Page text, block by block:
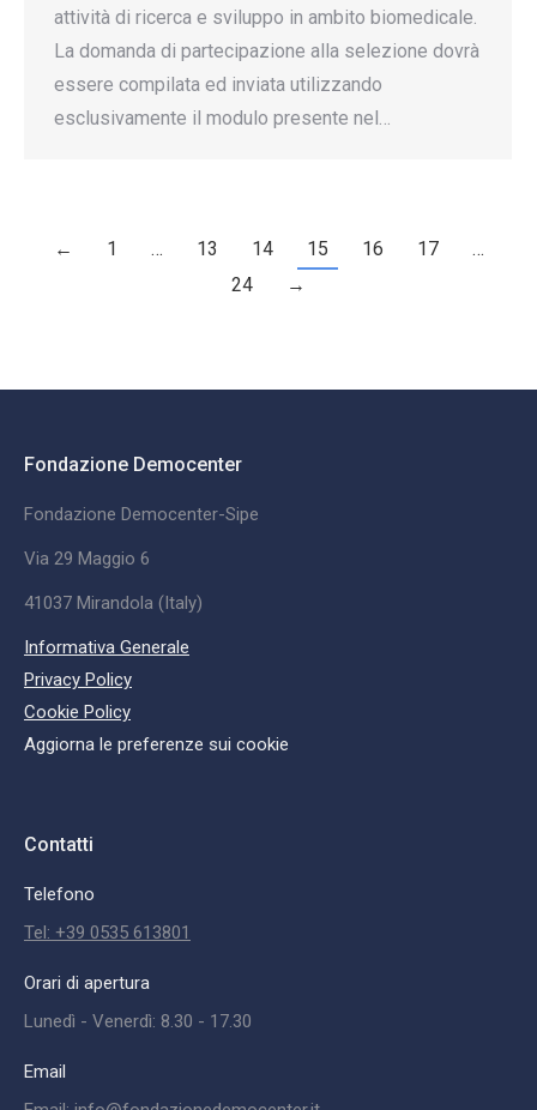
attività di ricerca e sviluppo in ambito biomedicale.
La domanda di partecipazione alla selezione dovrà
essere compilata ed inviata utilizzando
esclusivamente il modulo presente nel…
← 1 … 13 14 15 16 17
…
24
→
Fondazione Democenter
Fondazione Democenter-Sipe
Via 29 Maggio 6
41037 Mirandola (Italy)
Informativa Generale
Privacy Policy
Cookie Policy
Aggiorna le preferenze sui cookie
Contatti
Telefono
Tel: +39 0535 613801
Orari di apertura
Lunedì - Venerdì: 8.30 - 17.30
Email